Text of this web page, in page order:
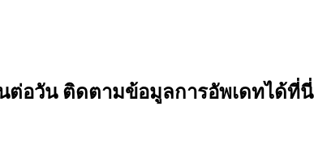
ต่อวัน ติดตามข้อมูลการอัพเดทได้ที่นี่